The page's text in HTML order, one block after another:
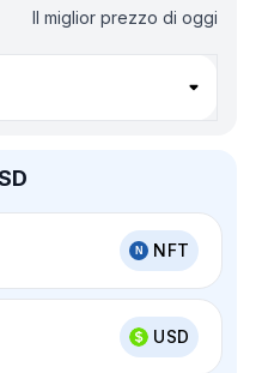
Il miglior prezzo di oggi
NFT
USD